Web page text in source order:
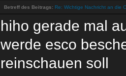
Betreff des Beitrags: Re: Wichtige Nachricht an die
hiho gerade mal
werde esco
reinschauen soll